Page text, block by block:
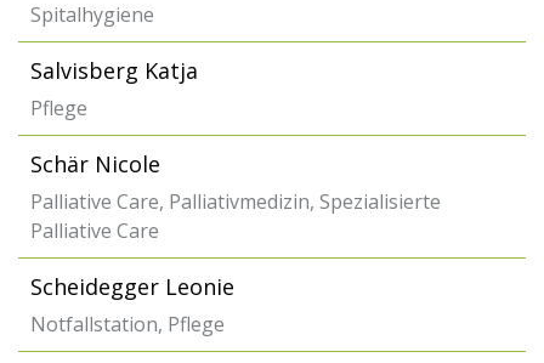
Spitalhygiene
Salvisberg Katja
Pflege
Schär Nicole
Palliative Care, Palliativmedizin, Spezialisierte
Palliative Care
Scheidegger Leonie
Notfallstation, Pflege